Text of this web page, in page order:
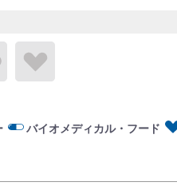
トリ
バイオメディカル・フード
バイオメディカル・フード